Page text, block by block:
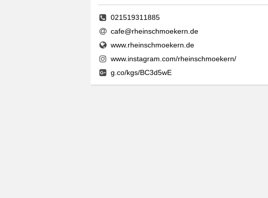
021519311885
cafe@rheinschmoekern.de
www.rheinschmoekern.de
www.instagram.com/rheinschmoekern/
g.co/kgs/BC3d5wE